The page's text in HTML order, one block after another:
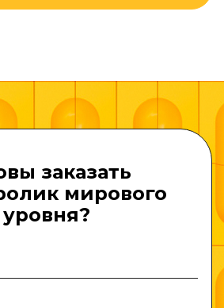
заказать
мирового
уровня?